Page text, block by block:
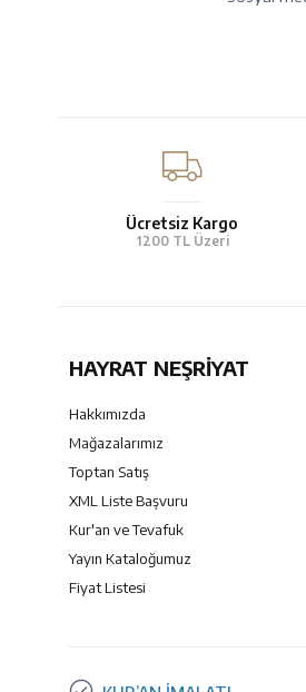
Ücretsiz Kargo
1200 TL Üzeri
HAYRAT NEŞRIYAT
Hakkımızda
Mağazalarımız
Toptan Satış
XML Liste Başvuru
Kur'an ve Tevafuk
Yayın Kataloğumuz
Fiyat Listesi